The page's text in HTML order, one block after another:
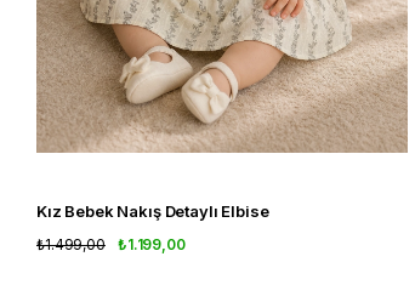
Kız Bebek Nakış Detaylı Elbise
₺1.199,00
₺1.499,00